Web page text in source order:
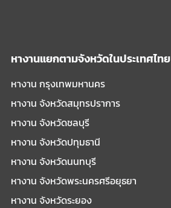
หางานแยกตามจังหวัดในประเทศไทย
หางาน กรุงเทพมหานคร
หางาน จังหวัดสมุทรปราการ
หางาน จังหวัดชลบุรี
หางาน จังหวัดปทุมธานี
หางาน จังหวัดนนทบุรี
หางาน จังหวัดพระนครศรีอยุธยา
หางาน จังหวัดระยอง